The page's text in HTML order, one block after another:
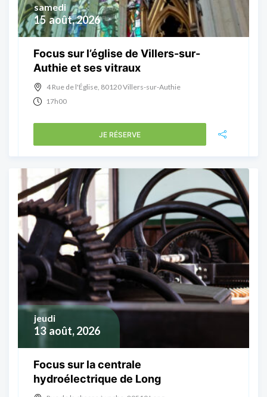
15 août, 2026
samedi
Focus sur l’église de Villers-sur-
Authie et ses vitraux
4 Rue de l'Église, 80120 Villers-sur-Authie
17h00
JE RÉSERVE
13 août, 2026
jeudi
Focus sur la centrale
hydroélectrique de Long